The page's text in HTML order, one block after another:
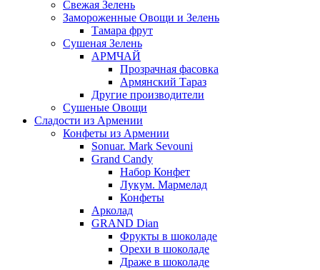
Свежая Зелень
Замороженные Овощи и Зелень
Тамара фрут
Сушеная Зелень
АРМЧАЙ
Прозрачная фасовка
Армянский Тараз
Другие производители
Сушеные Овощи
Сладости из Армении
Конфеты из Армении
Sonuar. Mark Sevouni
Grand Candy
Набор Конфет
Лукум. Мармелад
Конфеты
Арколад
GRAND Dian
Фрукты в шоколаде
Орехи в шоколаде
Драже в шоколаде